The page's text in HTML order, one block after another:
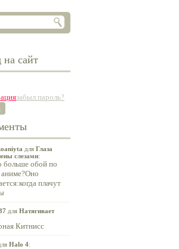
на сайт
забыл пароль?
для Глаза
слезами:
больше обой по
плачут
для Натягивает
Китнисс
Halo 4: